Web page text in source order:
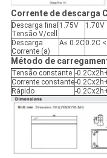
Corrente de descarga
Descarga final
Tensão V/cell
1.75V 1.70V
Descarga
Corrente (a)
A≤ 0.2C0.2C
Método de
Tensão constante -
Corrente constante-
Rápido
-